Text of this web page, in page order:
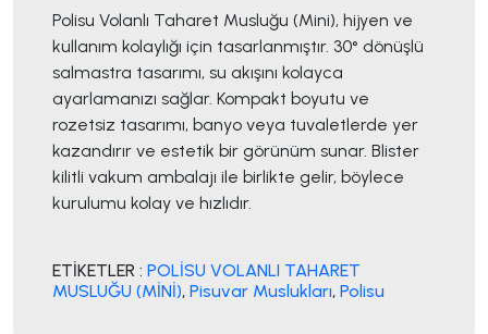
Polisu Volanlı Taharet Musluğu (Mini), hijyen ve
kullanım kolaylığı için tasarlanmıştır. 30° dönüşlü
salmastra tasarımı, su akışını kolayca
ayarlamanızı sağlar. Kompakt boyutu ve
rozetsiz tasarımı, banyo veya tuvaletlerde yer
kazandırır ve estetik bir görünüm sunar. Blister
kilitli vakum ambalajı ile birlikte gelir, böylece
kurulumu kolay ve hızlıdır.
ETİKETLER : POLİSU VOLANLI TAHARET
MUSLUĞU (MİNİ), Pisuvar Muslukları, Polisu